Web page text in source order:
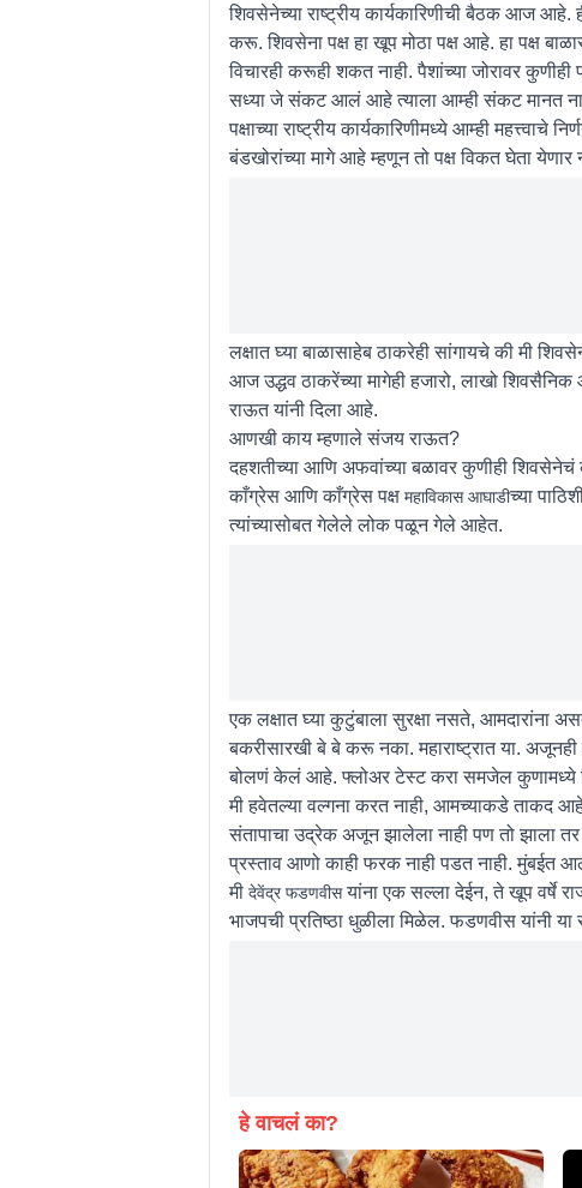
शिवसेनेच्या राष्ट्रीय कार्यकारिणीची बैठक आज आहे.
करू. शिवसेना पक्ष हा खूप मोठा पक्ष आहे. हा पक्ष
विचारही करूही शकत नाही. पैशांच्या जोरावर
सध्या जे संकट आलं आहे त्याला आम्ही संकट मानत
पक्षाच्या राष्ट्रीय कार्यकारिणीमध्ये आम्ही
बंडखोरांच्या मागे आहे म्हणून तो पक्ष विकत घेता येणार
लक्षात घ्या बाळासाहेब ठाकरेही सांगायचे की मी
आज उद्धव ठाकरेंच्या मागेही हजारो, लाखो
राऊत यांनी दिला आहे.
आणखी काय म्हणाले संजय राऊत?
दहशतीच्या आणि अफवांच्या बळावर कुणीही शिवसेनेचं
काँग्रेस आणि काँग्रेस पक्ष महाविकास आघाडीच्या
त्यांच्यासोबत गेलेले लोक पळून गेले आहेत.
एक लक्षात घ्या कुटुंबाला सुरक्षा नसते, आमदारांना
बकरीसारखी बे बे करू नका. महाराष्ट्रात या.
बोलणं केलं आहे. फ्लोअर टेस्ट करा समजेल कुणामध्ये
मी हवेतल्या वल्गना करत नाही, आमच्याकडे ताकद
संतापाचा उद्रेक अजून झालेला नाही पण तो झाला
प्रस्ताव आणो काही फरक नाही पडत नाही.
मी देवेंद्र फडणवीसयांना एक सल्ला देईन, ते खूप वर्षे
भाजपची प्रतिष्ठा धुळीला मिळेल. फडणवीस
हे वाचलं का?